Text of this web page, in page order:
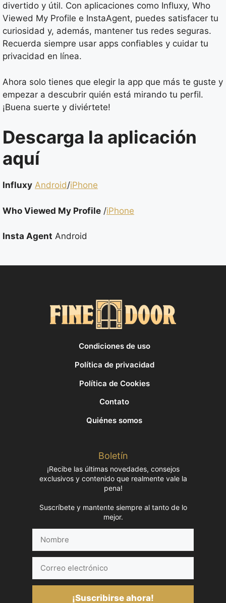
divertido y útil. Con aplicaciones como Influxy, Who
Viewed My Profile e InstaAgent, puedes satisfacer tu
curiosidad y, además, mantener tus redes seguras.
Recuerda siempre usar apps confiables y cuidar tu
privacidad en línea.
Ahora solo tienes que elegir la app que más te guste y
empezar a descubrir quién está mirando tu perfil.
¡Buena suerte y diviértete!
Descarga la aplicación
aquí
Influxy Android/iPhone
Who Viewed My Profile /iPhone
Insta Agent Android
Condiciones de uso
Política de privacidad
Política de Cookies
Contato
Quiénes somos
Boletín
¡Recibe las últimas novedades, consejos
exclusivos y contenido que realmente vale la
pena!
Suscríbete y mantente siempre al tanto de lo
mejor.
electrónico
¡Suscribirse ahora!